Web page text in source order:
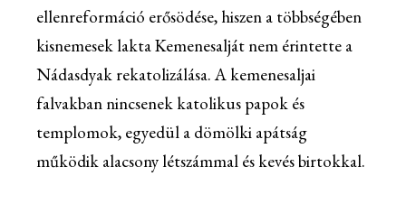
ellenreformáció erősödése, hiszen a többségében
kisnemesek lakta Kemenesalját nem érintette a
Nádasdyak rekatolizálása. A kemenesaljai
falvakban nincsenek katolikus papok és
templomok, egyedül a dömölki apátság
működik alacsony létszámmal és kevés birtokkal.